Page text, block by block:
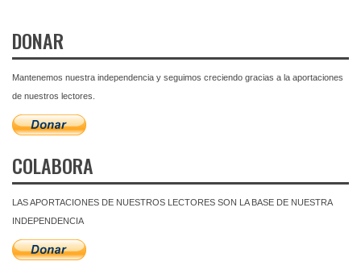
DONAR
Mantenemos nuestra independencia y seguimos creciendo gracias a la aportaciones
de nuestros lectores.
COLABORA
LAS APORTACIONES DE NUESTROS LECTORES SON LA BASE DE NUESTRA
INDEPENDENCIA